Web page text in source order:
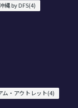
縄 by DFS(4)
ム・アウトレット(4)